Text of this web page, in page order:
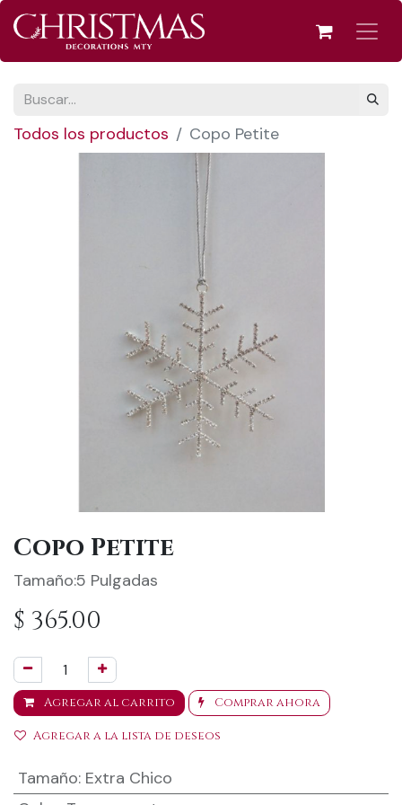
Todos los productos Copo Petite
Copo Petite
Tamaño:5 Pulgadas
$ 365.00
Agregar al carrito Comprar ahora
Agregar a la lista de deseos
Tamaño: Extra Chico